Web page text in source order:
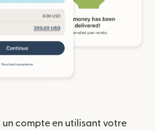
un compte en utilisant votre